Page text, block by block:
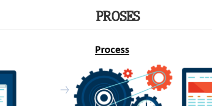
PROSES